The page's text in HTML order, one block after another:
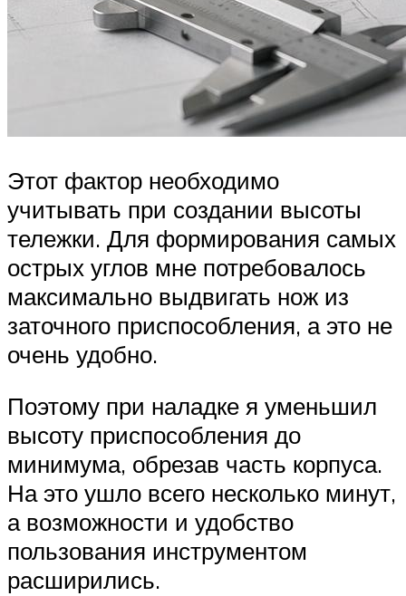
Этот фактор необходимо
учитывать при создании высоты
тележки. Для формирования самых
острых углов мне потребовалось
максимально выдвигать нож из
заточного приспособления, а это не
очень удобно.
Поэтому при наладке я уменьшил
высоту приспособления до
минимума, обрезав часть корпуса.
На это ушло всего несколько минут,
а возможности и удобство
пользования инструментом
расширились.